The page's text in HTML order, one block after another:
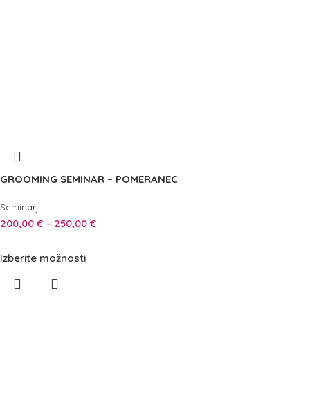
GROOMING SEMINAR – POMERANEC
Seminarji
200,00 € – 250,00 €
Izberite možnosti